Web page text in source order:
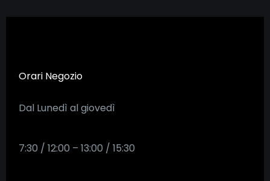
Orari Negozio
Dal Lunedì al giovedì
7:30 / 12:00 – 13:00 / 15:30